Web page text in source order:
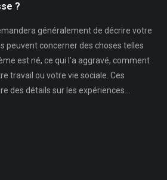
?
généralement de décrire votre
peuvent concerner des choses telles
est né, ce qui l’a aggravé, comment
travail ou votre vie sociale. Ces
des détails sur les expériences…